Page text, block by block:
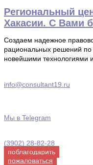
Перейти
к
содержимому
Региональный
Хакасии. С Вами
Создаем надежное
рациональных решений по
новейшими технологиями
info@consultant19.ru
Мы в Telegram
(3902) 28-82-28
поблагодарить
пожаловаться